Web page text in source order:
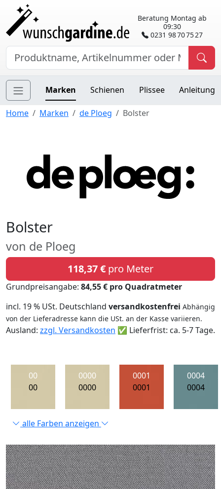
Beratung Montag ab
09:30
0231 98 70 75 27
Marken Schienen Plissee Anleitung
Home Marken de Ploeg Bolster
Bolster
von de Ploeg
118,37 € pro Meter
Grundpreisangabe: 84,55 € pro Quadratmeter
incl. 19 % USt. Deutschland versandkostenfrei Abhängig
von der Lieferadresse kann die USt. an der Kasse variieren.
Ausland: zzgl. Versandkosten ✅ Lieferfrist: ca. 5-7 Tage.
00
00
0000
0000
0001
0001
0004
0004
alle Farben anzeigen